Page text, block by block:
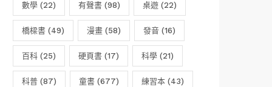
數學 (22) 有聲書 (98) 桌遊 (22)
橋樑書 (49) 漫畫 (58) 發音 (16)
百科 (25) 硬頁書 (17) 科學 (21)
科普 (87) 童書 (677) 練習本 (43)